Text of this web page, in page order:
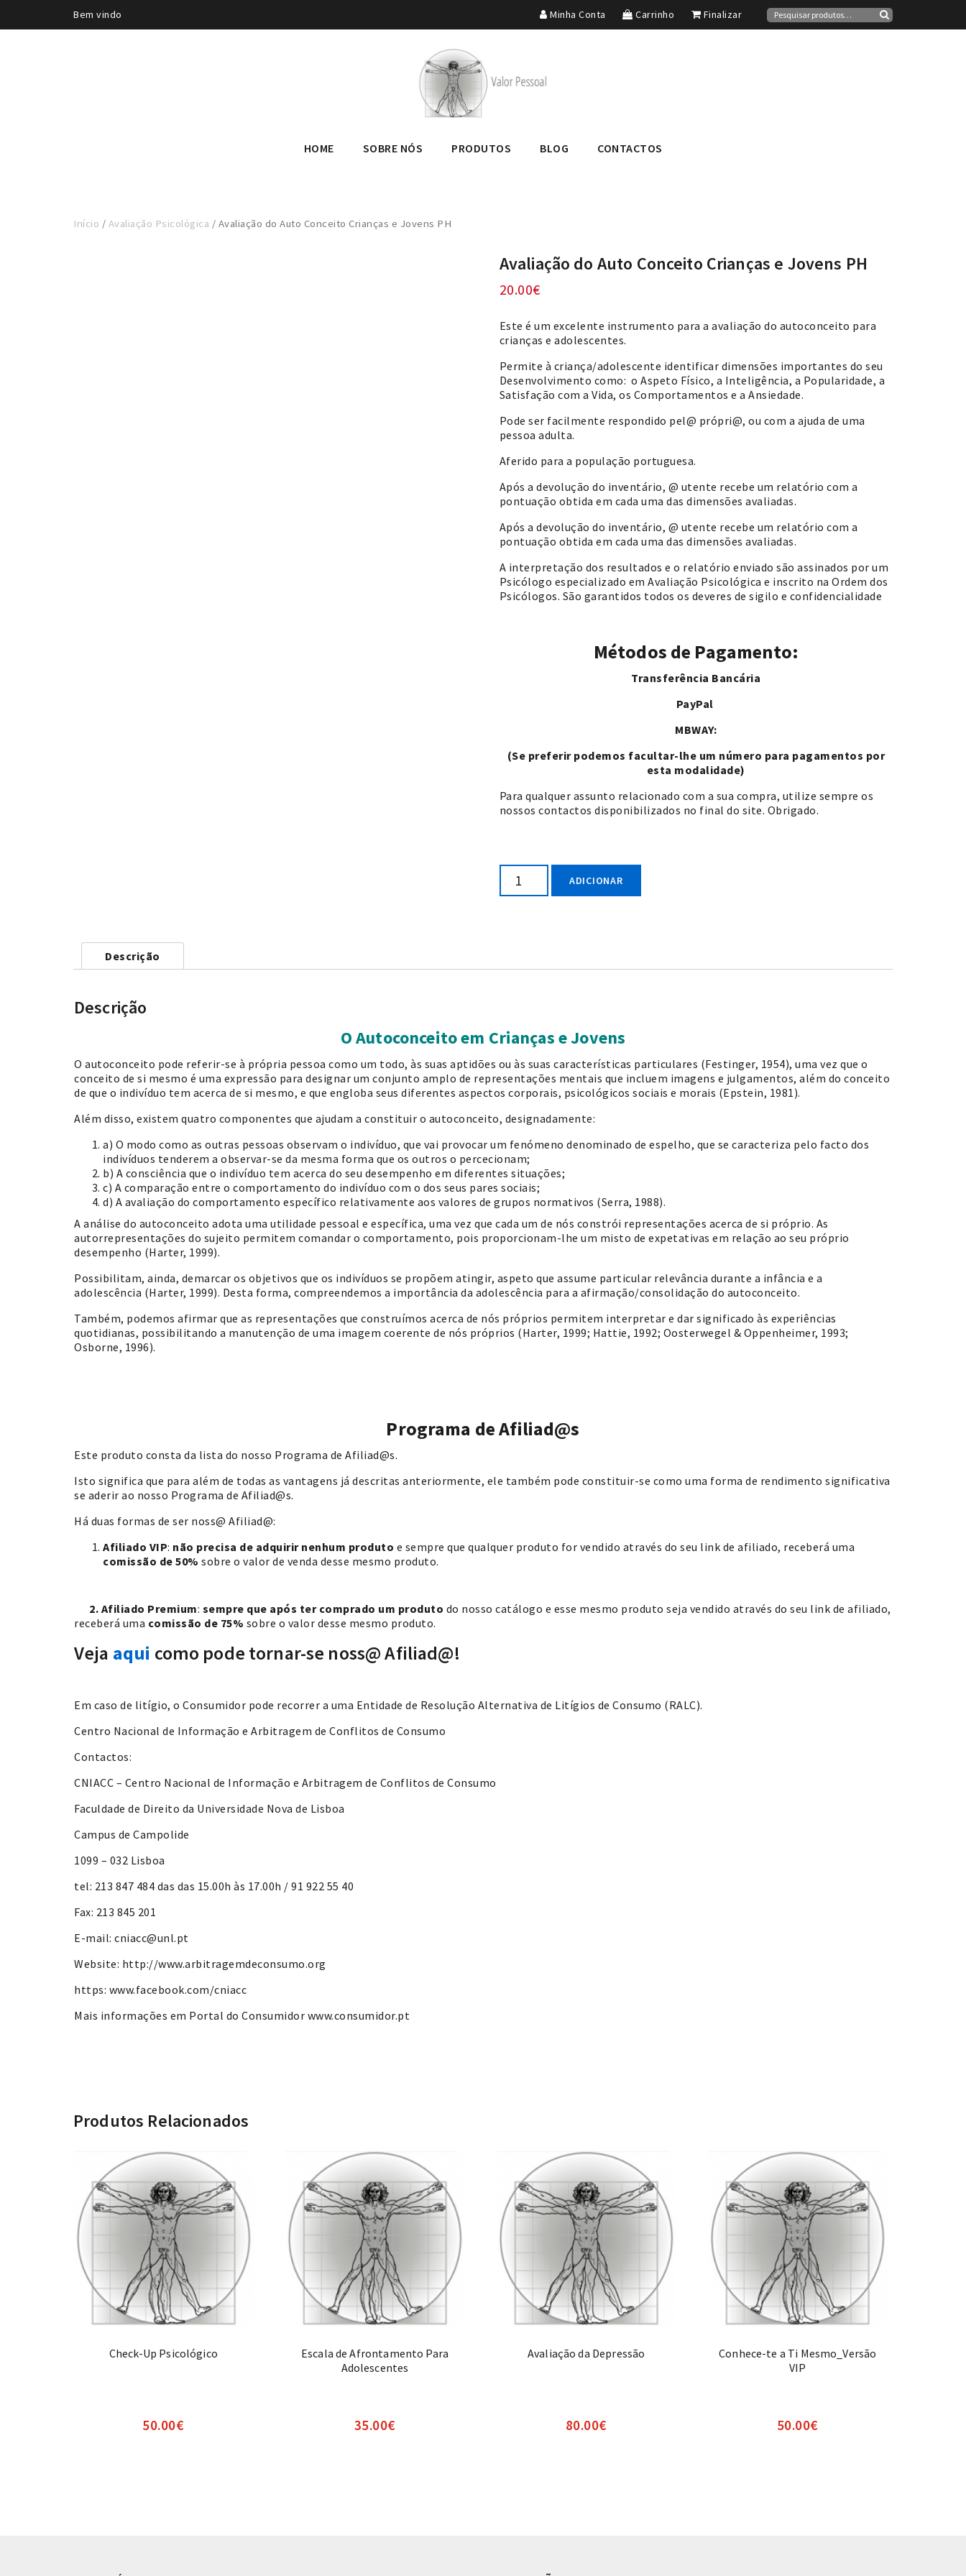
Bem vindo
Pesquisar
por:
Pesquisa
Minha Conta Carrinho Finalizar
HOME SOBRE NÓS PRODUTOS BLOG CONTACTOS
Início / Avaliação Psicológica / Avaliação do Auto Conceito Crianças e Jovens PH
Avaliação do Auto Conceito Crianças e Jovens PH
20.00€
Este é um excelente instrumento para a avaliação do autoconceito para
crianças e adolescentes.
Permite à criança/adolescente identificar dimensões importantes do seu
Desenvolvimento como: o Aspeto Físico, a Inteligência, a Popularidade, a
Satisfação com a Vida, os Comportamentos e a Ansiedade.
Pode ser facilmente respondido pel@ própri@, ou com a ajuda de uma
pessoa adulta.
Aferido para a população portuguesa.
Após a devolução do inventário, @ utente recebe um relatório com a
pontuação obtida em cada uma das dimensões avaliadas.
Após a devolução do inventário, @ utente recebe um relatório com a
pontuação obtida em cada uma das dimensões avaliadas.
A interpretação dos resultados e o relatório enviado são assinados por um
Psicólogo especializado em Avaliação Psicológica e inscrito na Ordem dos
Psicólogos. São garantidos todos os deveres de sigilo e confidencialidade
Métodos de Pagamento:
Transferência Bancária
PayPal
MBWAY:
(Se preferir podemos facultar-lhe um número para pagamentos por
esta modalidade)
Para qualquer assunto relacionado com a sua compra, utilize sempre os
nossos contactos disponibilizados no final do site. Obrigado.
ADICIONAR
Descrição
Descrição
O Autoconceito em Crianças e Jovens
O autoconceito pode referir-se à própria pessoa como um todo, às suas aptidões ou às suas características particulares (Festinger, 1954), uma vez que o
conceito de si mesmo é uma expressão para designar um conjunto amplo de representações mentais que incluem imagens e julgamentos, além do conceito
de que o indivíduo tem acerca de si mesmo, e que engloba seus diferentes aspectos corporais, psicológicos sociais e morais (Epstein, 1981).
Além disso, existem quatro componentes que ajudam a constituir o autoconceito, designadamente:
a) O modo como as outras pessoas observam o indivíduo, que vai provocar um fenómeno denominado de espelho, que se caracteriza pelo facto dos
indivíduos tenderem a observar-se da mesma forma que os outros o percecionam;
b) A consciência que o indivíduo tem acerca do seu desempenho em diferentes situações;
c) A comparação entre o comportamento do indivíduo com o dos seus pares sociais;
d) A avaliação do comportamento específico relativamente aos valores de grupos normativos (Serra, 1988).
A análise do autoconceito adota uma utilidade pessoal e específica, uma vez que cada um de nós constrói representações acerca de si próprio. As
autorrepresentações do sujeito permitem comandar o comportamento, pois proporcionam-lhe um misto de expetativas em relação ao seu próprio
desempenho (Harter, 1999).
Possibilitam, ainda, demarcar os objetivos que os indivíduos se propõem atingir, aspeto que assume particular relevância durante a infância e a
adolescência (Harter, 1999). Desta forma, compreendemos a importância da adolescência para a afirmação/consolidação do autoconceito.
Também, podemos afirmar que as representações que construímos acerca de nós próprios permitem interpretar e dar significado às experiências
quotidianas, possibilitando a manutenção de uma imagem coerente de nós próprios (Harter, 1999; Hattie, 1992; Oosterwegel & Oppenheimer, 1993;
Osborne, 1996).
Programa de Afiliad@s
Este produto consta da lista do nosso Programa de Afiliad@s.
Isto significa que para além de todas as vantagens já descritas anteriormente, ele também pode constituir-se como uma forma de rendimento significativa
se aderir ao nosso Programa de Afiliad@s.
Há duas formas de ser noss@ Afiliad@:
Afiliado VIP: não precisa de adquirir nenhum produto e sempre que qualquer produto for vendido através do seu link de afiliado, receberá uma
comissão de 50% sobre o valor de venda desse mesmo produto.
2. Afiliado Premium: sempre que após ter comprado um produto do nosso catálogo e esse mesmo produto seja vendido através do seu link de afiliado,
receberá uma comissão de 75% sobre o valor desse mesmo produto.
Veja aqui como pode tornar-se noss@ Afiliad@!
Em caso de litígio, o Consumidor pode recorrer a uma Entidade de Resolução Alternativa de Litígios de Consumo (RALC).
Centro Nacional de Informação e Arbitragem de Conflitos de Consumo
Contactos:
CNIACC – Centro Nacional de Informação e Arbitragem de Conflitos de Consumo
Faculdade de Direito da Universidade Nova de Lisboa
Campus de Campolide
1099 – 032 Lisboa
tel: 213 847 484 das das 15.00h às 17.00h / 91 922 55 40
Fax: 213 845 201
E-mail: cniacc@unl.pt
Website: http://www.arbitragemdeconsumo.org
https: www.facebook.com/cniacc
Mais informações em Portal do Consumidor www.consumidor.pt
Produtos Relacionados
Check-Up Psicológico
50.00€
Escala de Afrontamento Para
Adolescentes
35.00€
Avaliação da Depressão
80.00€
Conhece-te a Ti Mesmo_Versão
VIP
50.00€